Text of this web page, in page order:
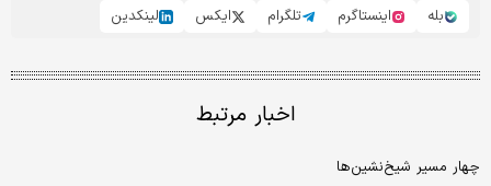
بله
اینستاگرم تلگرام ایکس لینکدین
اخبار مرتبط
چهار مسیر شیخ‌نشین‌ها